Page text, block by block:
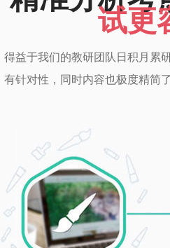
试更
得益于我们的教研团队日积月累
有针对性，同时内容也极度精简